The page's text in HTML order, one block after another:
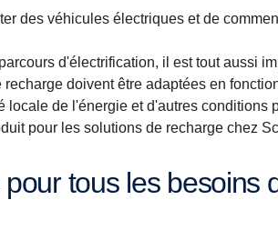
des véhicules électriques et de
d'électrification, il est tout aussi
doivent être adaptées en
de l'énergie et d'autres conditions
pour les solutions de recharge chez